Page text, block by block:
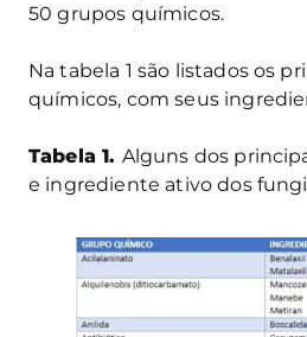
50 grupos químicos.
Na tabela 1 são listados os
químicos, com seus
Tabela 1. Alguns dos
e ingrediente ativo dos